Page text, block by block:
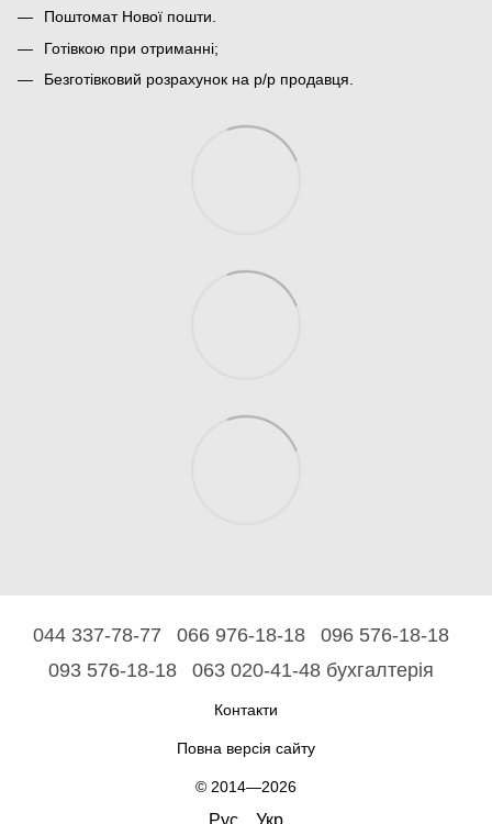
Поштомат Нової пошти.
Готівкою при отриманні;
Безготівковий розрахунок на р/р продавця.
044 337-78-77 066 976-18-18
096 576-18-18
093 576-18-18
063 020-41-48 бухгалтерія
Контакти
Повна версія сайту
© 2014—2026
Рус Укр